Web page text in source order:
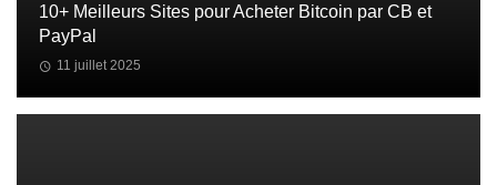
10+ Meilleurs Sites pour Acheter Bitcoin par CB et
PayPal
11 juillet 2025